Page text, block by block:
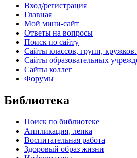
Вход/регистрация
Главная
Мой мини-сайт
Ответы на вопросы
Поиск по сайту
Сайты классов, групп,
Сайты образовательных
Сайты коллег
Форумы
Библиотека
Поиск по библиотеке
Аппликация, лепка
Воспитательная работа
Здоровый образ жизни